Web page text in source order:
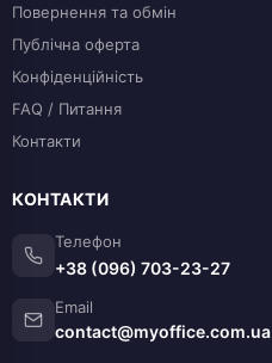
Повернення та обмін
Публічна оферта
Конфіденційність
FAQ / Питання
Контакти
КОНТАКТИ
Телефон
+38 (096) 703-23-27
Email
contact@myoffice.com.ua